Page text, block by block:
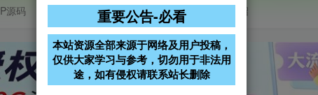
源码 VIP特权介绍
重要公告-必看
本站资源全部来源于网络及用户投稿，
仅供大家学习与参考，切勿用于非法用
途，如有侵权请联系站长删除